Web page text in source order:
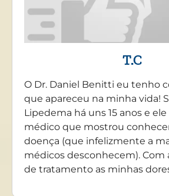
T.C
O Dr. Daniel Benitti eu tenho
que apareceu na minha vida!
Lipedema há uns 15 anos e
médico que mostrou
doença (que infelizmente a
médicos desconhecem). Com
de tratamento as minhas